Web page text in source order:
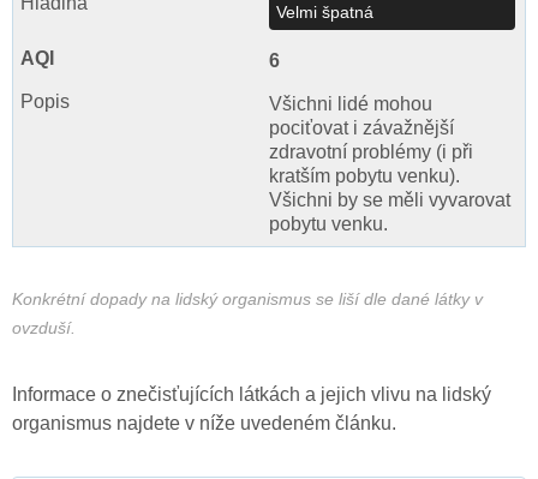
Velmi špatná
6
Všichni lidé mohou
pociťovat i závažnější
zdravotní problémy (i při
kratším pobytu venku).
Všichni by se měli vyvarovat
pobytu venku.
Konkrétní dopady na lidský organismus se liší dle dané látky v
ovzduší.
Informace o znečisťujících látkách a jejich vlivu na lidský
organismus najdete v níže uvedeném článku.